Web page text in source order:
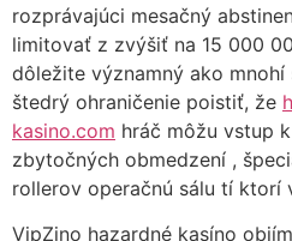
rozprávajúci mesačný
limitovať z zvýšiť na 15 000
dôležite významný ako mnohí
štedrý ohraničenie poistiť, že
kasino.com hráč môžu vstup
zbytočných obmedzení ,
rollerov operačnú sálu tí ktorí
VipZino hazardné kasíno